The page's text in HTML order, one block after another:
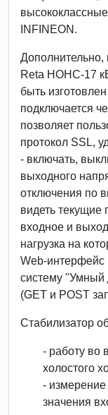
INFINEON.
Дополнительно,
Reta НОНС-17
быть
подключается
позволяет
протокол SSL,
- включать,
выходного
отключения по
видеть текущие
входное и
нагрузка на
Web-интерфейс
систему "Умный
(GET и POST
Стабилизатор
- работу во
холостого
- измерение
значения